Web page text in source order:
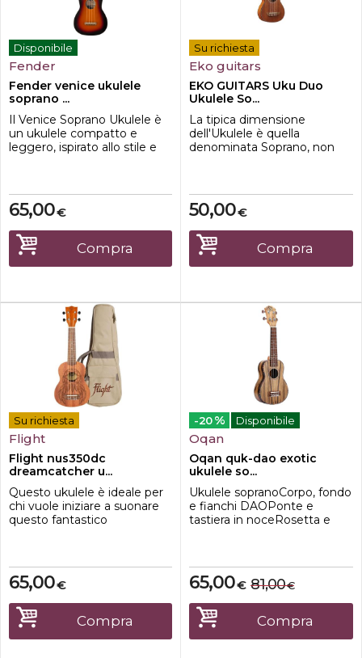
Disponibile
Fender
Fender venice ukulele
soprano ...
Il Venice Soprano Ukulele è
un ukulele compatto e
leggero, ispirato allo stile e
questo strumento combina
un design elegante con un
suono brillante e vivace,
perfetto per musicisti di ogni
livello. Il corpo sottile e il
manico ...
€
65,00
Compra
Su richiesta
Eko guitars
EKO GUITARS Uku Duo
Ukulele So...
La tipica dimensione
dell'Ukulele è quella
denominata Soprano, non
Mogano, con finitura
naturale a poro aperto. L'Uku
Duo Soprano è un ukulele
dal prezzo bilanciato che
arriva accompagnato dal
pack che comprende: Pitch
€
50,00
Compra
Su richiesta
Flight
Flight nus350dc
dreamcatcher u...
Questo ukulele è ideale per
chi vuole iniziare a suonare
questo fantastico
€
65,00
Compra
-20 % Disponibile
Oqan
Oqan quk-dao exotic
ukulele so...
Ukulele sopranoCorpo, fondo
e fianchi DAOPonte e
tastiera in noceRosetta e
€
65,00 €
81,00
Compra